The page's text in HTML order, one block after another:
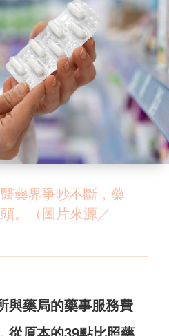
藥界爭吵不斷，藥
。（圖片來源／
與藥局的藥事服務費